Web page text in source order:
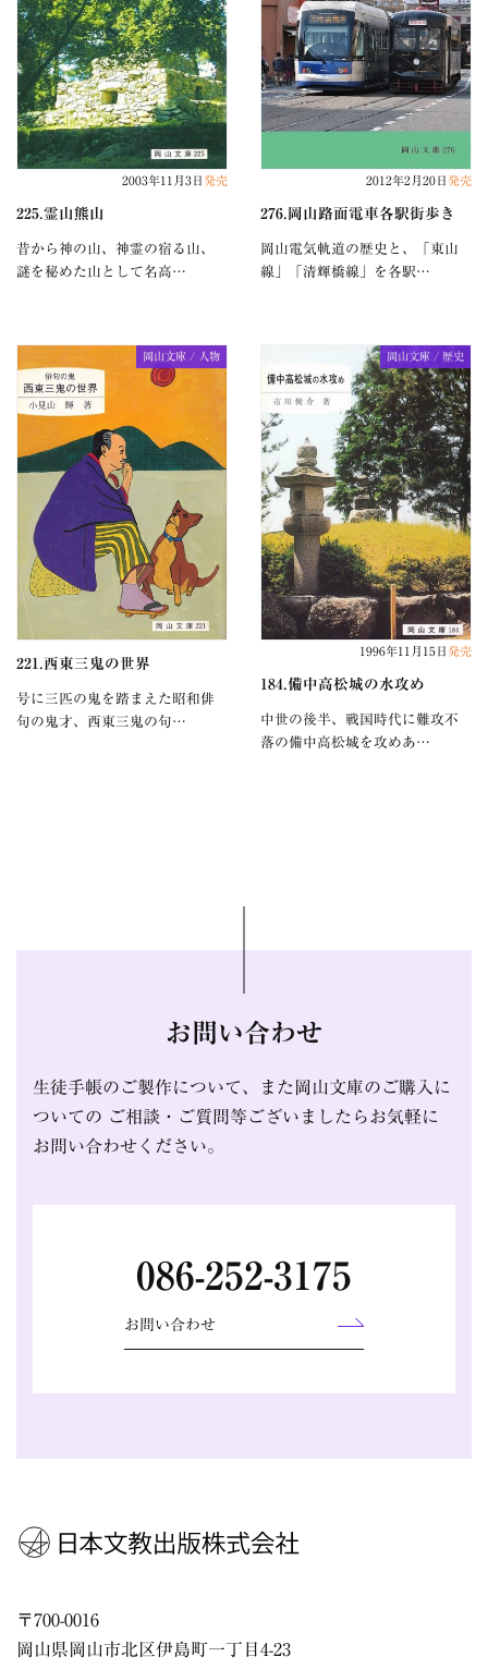
2003年11月3日 発売
225.霊山熊山
昔から神の山、神霊の宿る山、
謎を秘めた山として名高…
2012年2月20日 発売
276.岡山路面電車各駅街歩き
岡山電気軌道の歴史と、「東山
線」「清輝橋線」を各駅…
岡山文庫 / 人物
221.西東三鬼の世界
号に三匹の鬼を踏まえた昭和俳
句の鬼才、西東三鬼の句…
岡山文庫 / 歴史
1996年11月15日 発売
184.備中高松城の水攻め
中世の後半、戦国時代に難攻不
落の備中高松城を攻めあ…
お問い合わせ
生徒手帳のご製作について、また岡山文庫のご購入に
ついての ご相談・ご質問等ございましたらお気軽に
お問い合わせください。
086-252-3175
お問い合わせ
〒700-0016
岡山県 岡山市北区伊島町一丁目4-23